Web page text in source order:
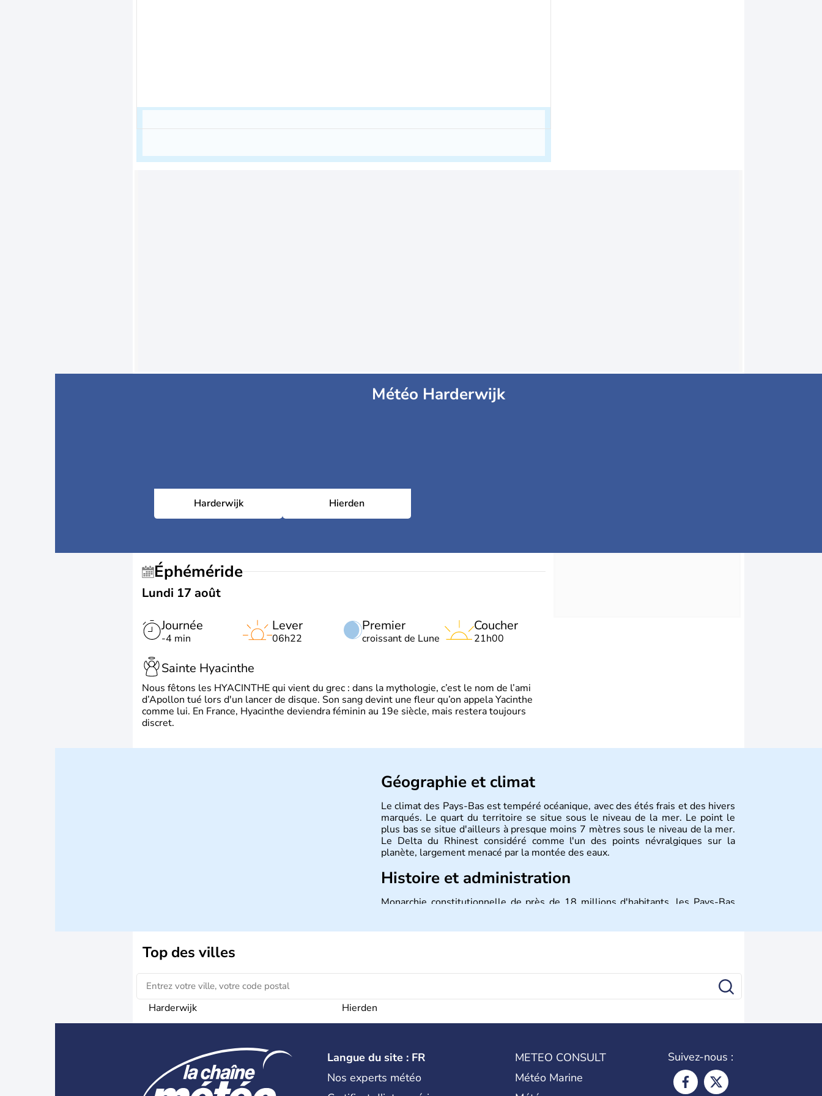
Météo Harderwijk
Harderwijk Hierden
Éphéméride
Lundi 17 août
Journée
-4 min
Premier
croissant de Lune
Lever
06h22
Coucher
21h00
Sainte Hyacinthe
Nous fêtons les HYACINTHE qui vient du grec : dans la mythologie, c’est le nom de l’ami
d’Apollon tué lors d'un lancer de disque. Son sang devint une fleur qu’on appela Yacinthe
comme lui. En France, Hyacinthe deviendra féminin au 19e siècle, mais restera toujours
discret.
Géographie et climat
Le climat des Pays-Bas est tempéré océanique, avec des étés frais et des hivers
marqués. Le quart du territoire se situe sous le niveau de la mer. Le point le
plus bas se situe d'ailleurs à presque moins 7 mètres sous le niveau de la mer.
Le Delta du Rhinest considéré comme l'un des points névralgiques sur la
planète, largement menacé par la montée des eaux.
Histoire et administration
Monarchie constitutionnelle de près de 18 millions d'habitants, les Pays-Bas
Top des villes
Harderwijk Hierden
Langue du site : FR
Nos experts météo
METEO CONSULT
Météo Marine
Suivez-nous :